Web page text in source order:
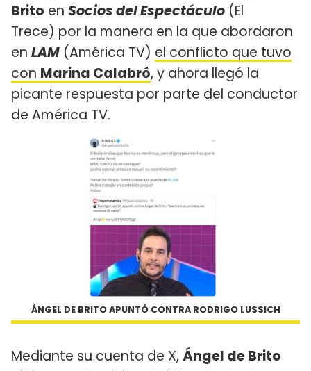
Brito en Socios del Espectáculo (El
Trece) por la manera en la que abordaron
en LAM (América TV) el conflicto que tuvo
con Marina Calabró, y ahora llegó la
picante respuesta por parte del conductor
de América TV.
ÁNGEL DE BRITO APUNTÓ CONTRA RODRIGO LUSSICH
Mediante su cuenta de X, Ángel de Brito